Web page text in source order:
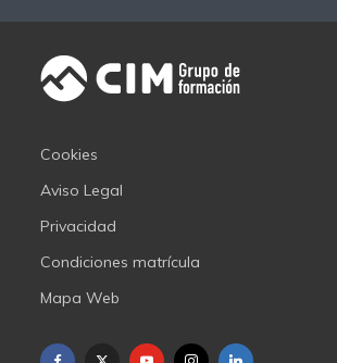
Cookies
Aviso Legal
Privacidad
Condiciones matrícula
Mapa Web